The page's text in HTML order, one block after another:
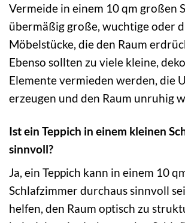
Vermeide in einem 10 qm großen
übermäßig große, wuchtige oder
Möbelstücke, die den Raum
Ebenso sollten zu viele kleine,
Elemente vermieden werden, die
erzeugen und den Raum unruhig
Ist ein Teppich in einem kleinen
sinnvoll?
Ja, ein Teppich kann in einem 10
Schlafzimmer durchaus sinnvoll
helfen, den Raum optisch zu